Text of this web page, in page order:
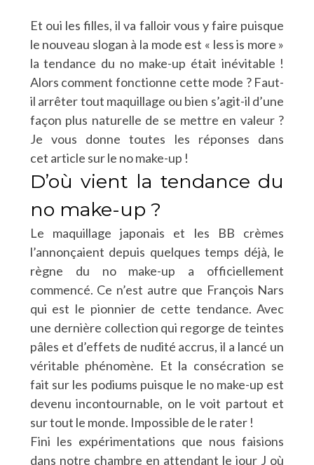
Et oui les filles, il va falloir vous y faire puisque
le nouveau slogan à la mode est « less is more »
la tendance du no make-up était inévitable !
Alors comment fonctionne cette mode ? Faut-
il arrêter tout maquillage ou bien s’agit-il d’une
façon plus naturelle de se mettre en valeur ?
Je vous donne toutes les réponses dans
cet article sur le no make-up !
D’où vient la tendance du
no make-up ?
Le maquillage japonais et les BB crèmes
l’annonçaient depuis quelques temps déjà, le
règne du no make-up a officiellement
commencé. Ce n’est autre que François Nars
qui est le pionnier de cette tendance. Avec
une dernière collection qui regorge de teintes
pâles et d’effets de nudité accrus, il a lancé un
véritable phénomène. Et la consécration se
fait sur les podiums puisque le no make-up est
devenu incontournable, on le voit partout et
sur tout le monde. Impossible de le rater !
Fini les expérimentations que nous faisions
dans notre chambre en attendant le jour J où